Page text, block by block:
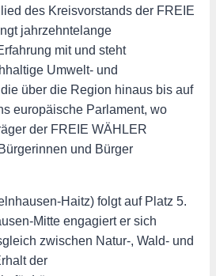
des Kreisvorstands der FREIE
jahrzehntelange
mit und steht
Umwelt- und
über die Region hinaus bis auf
europäische Parlament, wo
der FREIE WÄHLER
und Bürger
Haitz) folgt auf Platz 5.
Mitte engagiert er sich
zwischen Natur-, Wald- und
der